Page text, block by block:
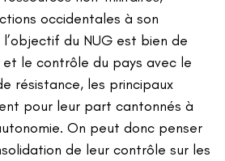
occidentales à son
du NUG est bien de
le contrôle du pays avec le
résistance, les principaux
pour leur part cantonnés à
On peut donc penser
de leur contrôle sur les